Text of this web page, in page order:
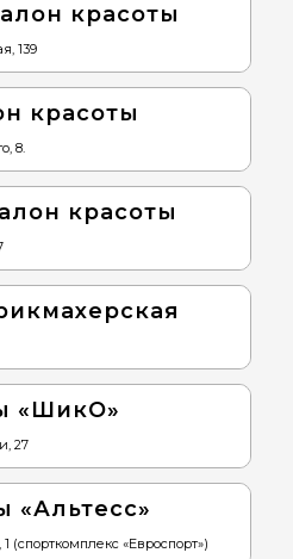
красоты
139
красоты
8.
красоты
«ШикО»
27
«Альтесс»
(спорткомплекс «Евроспорт»)